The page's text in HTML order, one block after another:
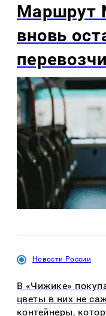
Маршрут
вновь
Новости России
В «Чижике»
цветы в них не
контейнеры,